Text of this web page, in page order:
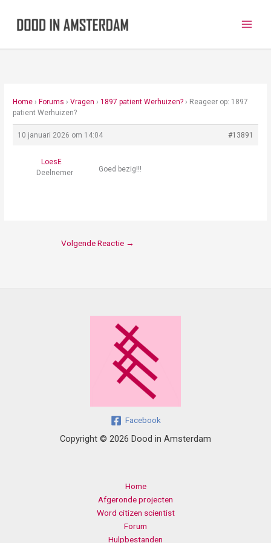
Home › Forums › Vragen › 1897 patient Werhuizen? › Reageer op: 1897
patient Werhuizen?
10 januari 2026 om 14:04 #13891
LoesE
Deelnemer
Goed bezig!!!
Volgende Reactie →
Facebook
Copyright © 2026 Dood in Amsterdam
Home
Afgeronde projecten
Word citizen scientist
Forum
Hulpbestanden